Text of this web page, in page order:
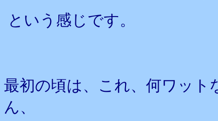
という感じです。
最初の頃は、これ、何ワッ
ん、